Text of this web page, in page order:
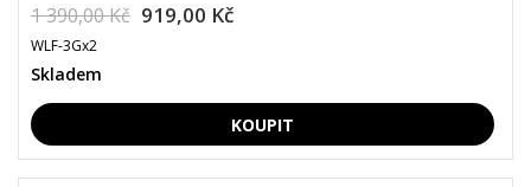
1 390,00 Kč 919,00 Kč
WLF-3Gx2
Skladem